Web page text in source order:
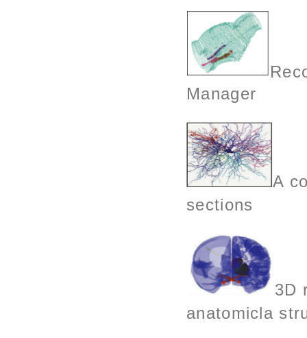
Manager
A
sections
3D
anatomicla